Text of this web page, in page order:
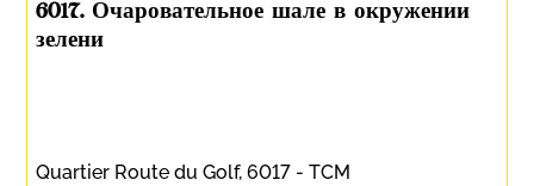
6017. Очаровательное шале в окружении
зелени
Quartier Route du Golf, 6017 - TCM